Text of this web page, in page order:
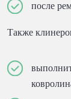
после
Также